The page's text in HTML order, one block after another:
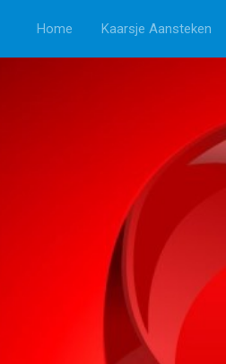
Home Kaarsje Aansteken